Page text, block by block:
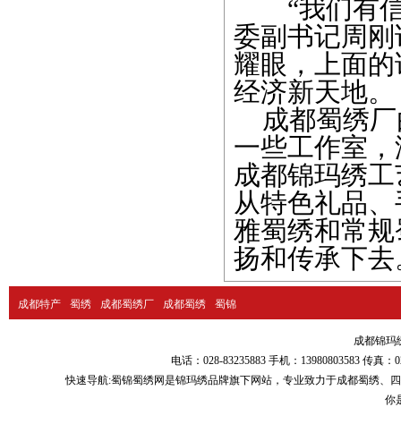
“我们有信
委副书记周
耀眼，上面
经济新天地。
成都蜀绣厂
一些工作室
成都锦玛绣
从特色礼品
雅蜀绣和常
扬和传承下去
成都特产 蜀绣 成都蜀绣厂 成都蜀绣 蜀锦
成都锦玛
电话：028-83235883 手机：13980803583 传真
快速导航:蜀锦蜀绣网是锦玛绣品牌旗下网站，专业致力于成都蜀绣、
你